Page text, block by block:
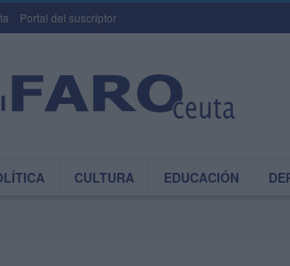
Portal del suscriptor
CULTURA EDUCACIÓN